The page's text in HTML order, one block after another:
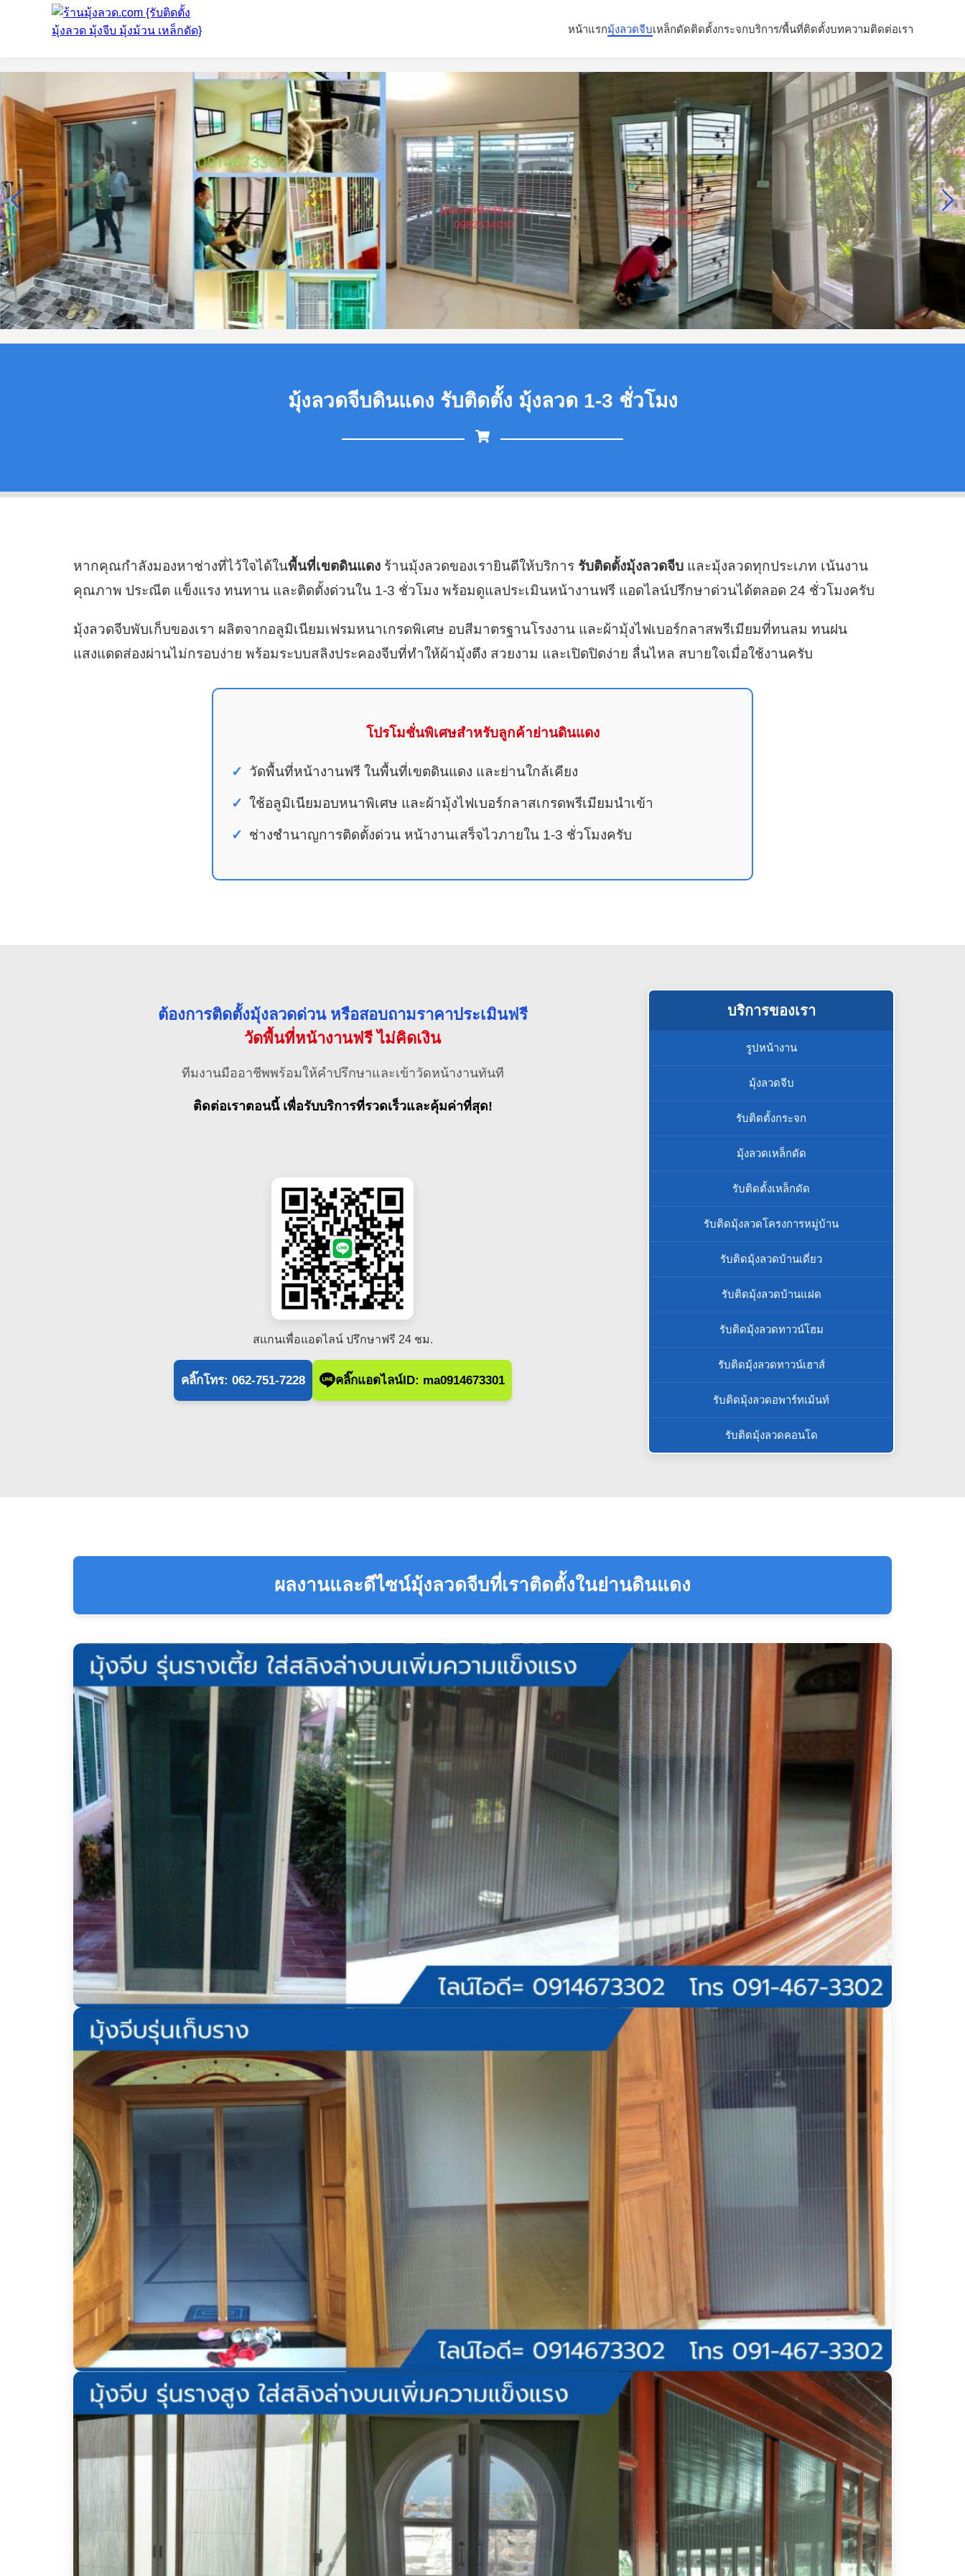
หน้าแรกมุ้งลวดจีบเหล็กดัดติดตั้งกระจกบริการ/พื้นที่ติดตั้งบทความติดต่อเรา
มุ้งลวดจีบดินแดง รับติดตั้ง มุ้งลวด 1-3 ชั่วโมง
หากคุณกำลังมองหาช่างที่ไว้ใจได้ในพื้นที่เขตดินแดง ร้านมุ้งลวดของเรายินดีให้บริการ รับติดตั้งมุ้งลวดจีบ และมุ้งลวดทุกประเภท เน้นงาน
คุณภาพ ประณีต แข็งแรง ทนทาน และติดตั้งด่วนใน 1-3 ชั่วโมง พร้อมดูแลประเมินหน้างานฟรี แอดไลน์ปรึกษาด่วนได้ตลอด 24 ชั่วโมงครับ
มุ้งลวดจีบพับเก็บของเรา ผลิตจากอลูมิเนียมเฟรมหนาเกรดพิเศษ อบสีมาตรฐานโรงงาน และผ้ามุ้งไฟเบอร์กลาสพรีเมียมที่ทนลม ทนฝน
แสงแดดส่องผ่านไม่กรอบง่าย พร้อมระบบสลิงประคองจีบที่ทำให้ผ้ามุ้งตึง สวยงาม และเปิดปิดง่าย ลื่นไหล สบายใจเมื่อใช้งานครับ
โปรโมชั่นพิเศษสำหรับลูกค้าย่านดินแดง
วัดพื้นที่หน้างานฟรี ในพื้นที่เขตดินแดง และย่านใกล้เคียง
ใช้อลูมิเนียมอบหนาพิเศษ และผ้ามุ้งไฟเบอร์กลาสเกรดพรีเมียมนำเข้า
ช่างชำนาญการติดตั้งด่วน หน้างานเสร็จไวภายใน 1-3 ชั่วโมงครับ
ต้องการติดตั้งมุ้งลวดด่วน หรือสอบถามราคาประเมินฟรี
วัดพื้นที่หน้างานฟรี ไม่คิดเงิน
ทีมงานมืออาชีพพร้อมให้คำปรึกษาและเข้าวัดหน้างานทันที
ติดต่อเราตอนนี้ เพื่อรับบริการที่รวดเร็วและคุ้มค่าที่สุด!
สแกนเพื่อแอดไลน์ ปรึกษาฟรี 24 ชม.
คลิ๊กโทร: 062-751-7228 คลิ๊กแอดไลน์ID: ma0914673301
บริการของเรา
รูปหน้างาน
มุ้งลวดจีบ
รับติดตั้งกระจก
มุ้งลวดเหล็กดัด
รับติดตั้งเหล็กดัด
รับติดมุ้งลวดโครงการหมู่บ้าน
รับติดมุ้งลวดบ้านเดี่ยว
รับติดมุ้งลวดบ้านแฝด
รับติดมุ้งลวดทาวน์โฮม
รับติดมุ้งลวดทาวน์เฮาส์
รับติดมุ้งลวดอพาร์ทเม้นท์
รับติดมุ้งลวดคอนโด
ผลงานและดีไซน์มุ้งลวดจีบที่เราติดตั้งในย่านดินแดง